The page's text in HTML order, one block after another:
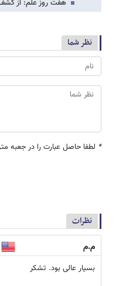
هفت روز علم: از کشف حیات 800 متر زیر یخ‌های قطب تا هشدار موفق
نظر شما
* لطفا حاصل عبارت را در جعبه
نظرات
م.م
بسیار عالی بود. تشکر